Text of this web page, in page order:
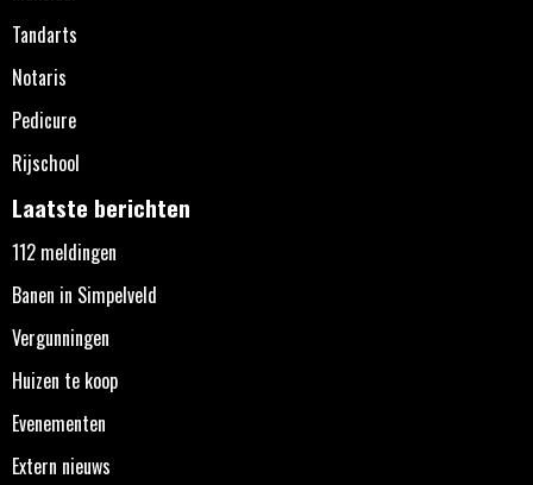
Tandarts
Notaris
Pedicure
Rijschool
Laatste berichten
112 meldingen
Banen in Simpelveld
Vergunningen
Huizen te koop
Evenementen
Extern nieuws